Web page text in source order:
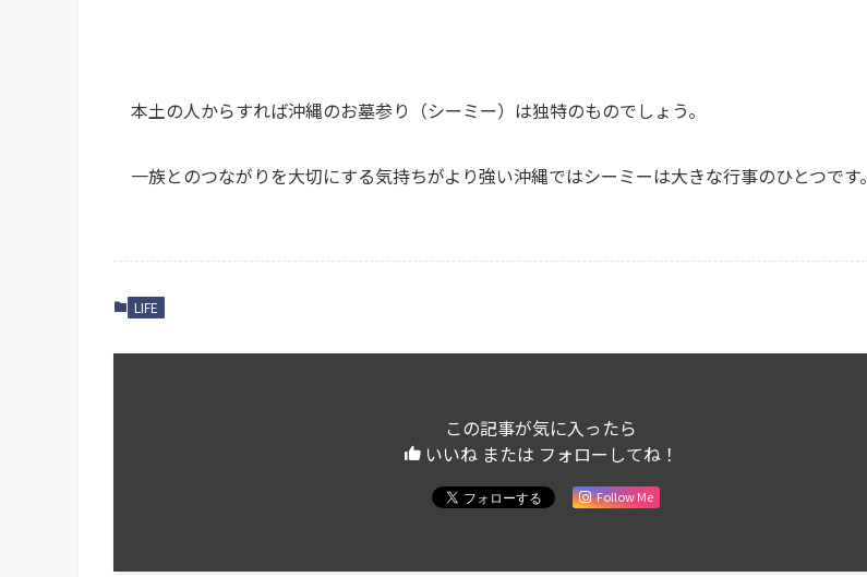
本土の人からすれば沖縄のお墓参り（シーミー）は独特のものでしょう。
一族とのつながりを大切にする気持ちがより強い沖縄ではシーミーは大きな行事のひとつです。
LIFE
この記事が気に入ったら
いいね または フォローしてね！
Follow Me